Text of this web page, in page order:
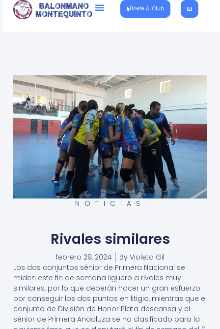
Únete Al Club
NOTICIAS
Rivales similares
febrero 29, 2024 ByVioleta Gil
Los dos conjuntos sénior de Primera Nacional se
miden este fin de semana liguero a rivales muy
similares, por lo que deberán hacer un gran esfuerzo
por conseguir los dos puntos en litigio, mientras que el
conjunto de División de Honor Plata descansa y el
sénior de Primera Andaluza se ha clasificado para la